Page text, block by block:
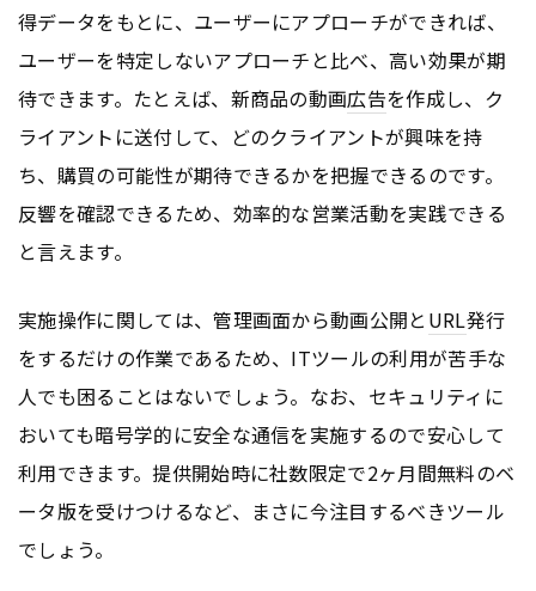
得データをもとに、ユーザーにアプローチができれば、
ユーザーを特定しないアプローチと比べ、高い効果が期
待できます。たとえば、新商品の動画広告を作成し、ク
ライアントに送付して、どのクライアントが興味を持
ち、購買の可能性が期待できるかを把握できるのです。
反響を確認できるため、効率的な営業活動を実践できる
と言えます。
実施操作に関しては、管理画面から動画公開と URL発行
をするだけの作業であるため、ITツールの利用が苦手な
人でも困ることはないでしょう。なお、セキュリティに
おいても暗号学的に安全な通信を実施するので安心して
利用できます。提供開始時に社数限定で2ヶ月間無料のベ
ータ版を受けつけるなど、まさに今注目するべきツール
でしょう。